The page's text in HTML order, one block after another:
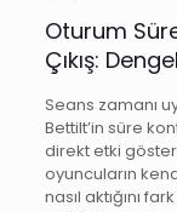
Oturum
Çıkış:
Seans zamanı
Bettilt’in süre
direkt etki
oyuncuların
nasıl aktığını